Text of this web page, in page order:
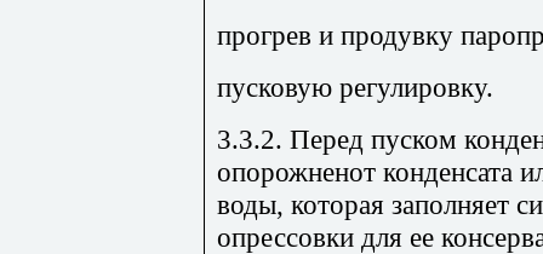
прогрев и продувку
пусковую регулировку.
3.3.2. Перед пуском
опорожненот конденсата
воды, которая заполняет
опрессовки для ее